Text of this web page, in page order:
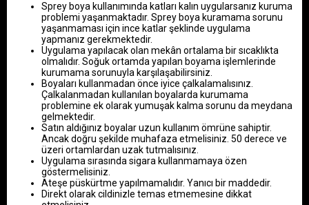
Sprey boya kullanımında katları kalın uygularsanız kuruma
problemi yaşanmaktadır. Sprey boya kuramama sorunu
yaşanmaması için ince katlar şeklinde uygulama
yapmanız gerekmektedir.
Uygulama yapılacak olan mekân ortalama bir sıcaklıkta
olmalıdır. Soğuk ortamda yapılan boyama işlemlerinde
kurumama sorunuyla karşılaşabilirsiniz.
Boyaları kullanmadan önce iyice çalkalamalısınız.
Çalkalanmadan kullanılan boyalarda kurumama
problemine ek olarak yumuşak kalma sorunu da meydana
gelmektedir.
Satın aldığınız boyalar uzun kullanım ömrüne sahiptir.
Ancak doğru şekilde muhafaza etmelisiniz. 50 derece ve
üzeri ortamlardan uzak tutmalısınız.
Uygulama sırasında sigara kullanmamaya özen
göstermelisiniz.
Ateşe püskürtme yapılmamalıdır. Yanıcı bir maddedir.
Direkt olarak cildinizle temas etmemesine dikkat